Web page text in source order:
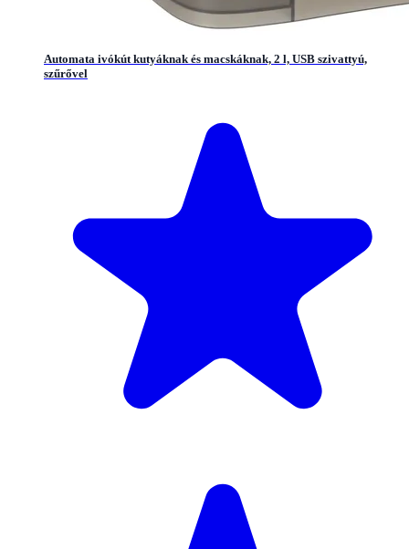
Automata ivókút kutyáknak és macskáknak, 2 l, USB szivattyú,
szűrővel